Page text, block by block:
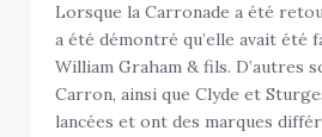
Lorsque la Carronade a été
a été démontré qu’elle avait été
William Graham & fils. D’autres
Carron, ainsi que Clyde et
lancées et ont des marques